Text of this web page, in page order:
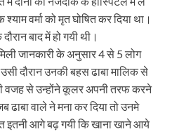
वर्मा को मृत घोषित कर दिया था।
बाद में हो गयी थी।
जानकारी के अनुसार 4 से 5 लोग
दौरान उनकी बहस ढाबा मालिक से
वजह से उन्होंने कूलर अपनी तरफ करने
वाले ने मना कर दिया तो उनमे
इतनी आगे बढ़ गयी कि खाना खाने आये